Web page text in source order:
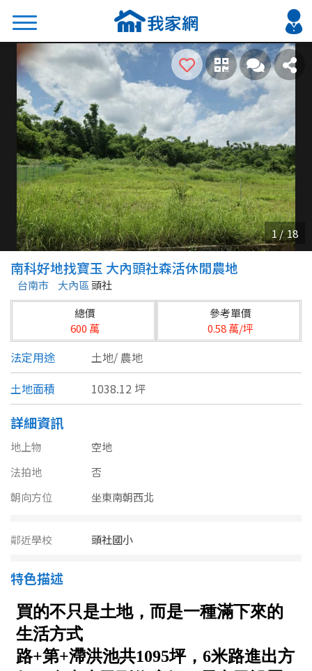
搜尋
熱門關鍵字
2026 台北降價好屋限量釋出
2026 新北降價好屋限量釋出
2026 台中降價好屋限量釋出
2026 台南降價好屋限量釋出
2026 高雄降價好屋限量釋出
縣市
不限
台北市
基隆市
新北市
宜蘭縣
桃園市
新竹市
新竹縣
苗栗縣
南投縣
雲林縣
區域
類型(可複選)
別墅 透天厝
農舍 辦公
坪數
不拘
20坪以下
南科好地找寶玉 大內頭社森活休閒農地
台南市 大內區 頭社
總價
600 萬
參考單價
0.58 萬/坪
法定用途 土地/ 農地
土地面積
1038.12 坪
詳細資訊
地上物
空地
法拍地
否
朝向方位
坐東南朝西北
鄰近學校 頭社國小
特色描述